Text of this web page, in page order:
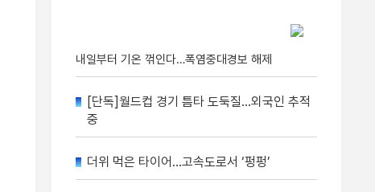
내일부터 기온 꺾인다…폭염중대경보 해제
[단독]월드컵 경기 틈타 도둑질…외국인 추적
중
더위 먹은 타이어…고속도로서 ‘펑펑’